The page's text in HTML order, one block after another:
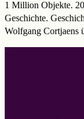
1 Million Objekte.
Geschichte.
Wolfgang Cortjaens